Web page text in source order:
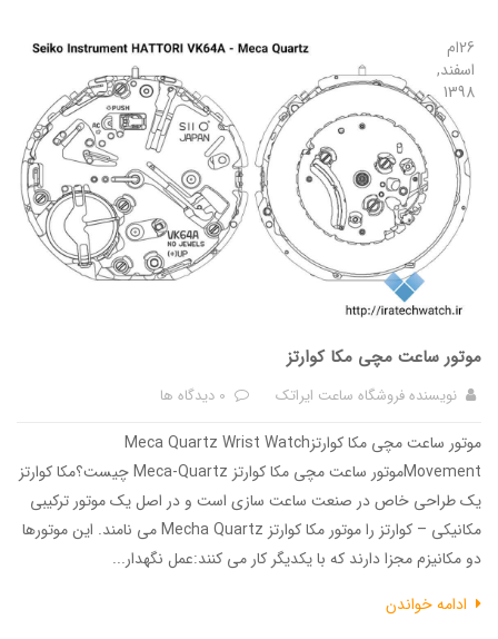
26ام
اسفند,
1398
موتور ساعت مچی مکا کوارتز
نویسندهفروشگاه ساعت ایراتک 0 دیدگاه ها
موتور ساعت مچی مکا کوارتزMeca Quartz Wrist Watch
Movementموتور ساعت مچی مکا کوارتز Meca-Quartz چیست؟مکا کوارتز
یک طراحی خاص در صنعت ساعت سازی است و در اصل یک موتور ترکیبی
مکانیکی – کوارتز را موتور مکا کوارتز Mecha Quartz می نامند. این موتورها
دو مکانیزم مجزا دارند که با یکدیگر کار می کنند:عمل نگهدار...
ادامه خواندن